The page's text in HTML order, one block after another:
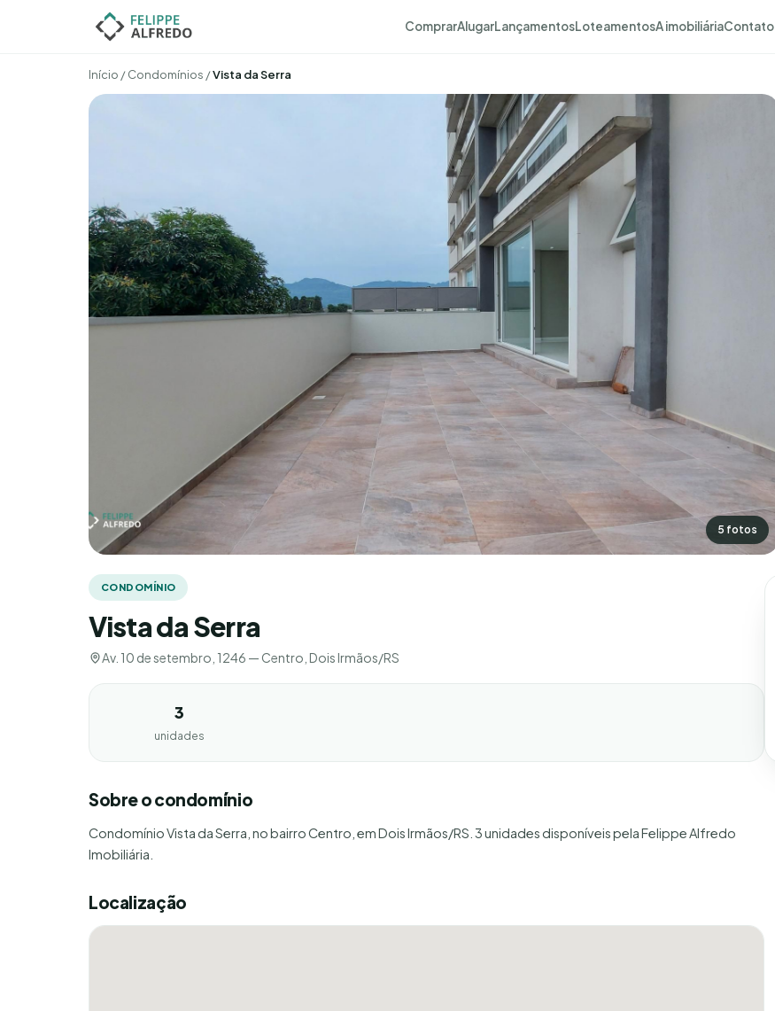
ComprarAlugarLançamentosLoteamentosA imobiliáriaContato
Início /Condomínios /Vista da Serra
5 fotos
CONDOMÍNIO
Vista da Serra
Av. 10 de setembro, 1246 — Centro, Dois Irmãos/RS
3
unidades
Sobre o condomínio
Condomínio Vista da Serra, no bairro Centro, em Dois Irmãos/RS. 3 unidades disponíveis pela Felippe Alfredo
Imobiliária.
Localização